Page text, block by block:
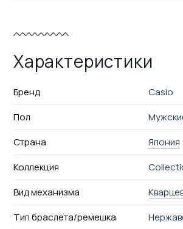
Характеристики
Бренд
Casio
Пол
Страна
Япония
Коллекция
Вид механизма
Тип браслета/ремешка